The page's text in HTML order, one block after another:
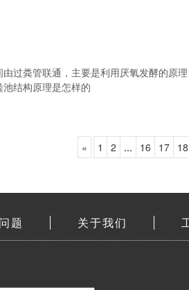
过粪管联通，主要是利用厌氧发酵的原
结构原理是怎样的
« 1 2 ... 16 17 18
题 关于我们